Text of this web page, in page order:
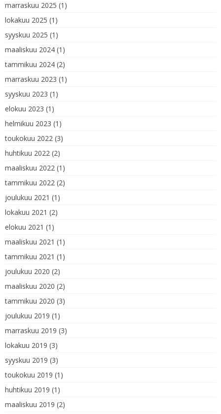
marraskuu 2025 (1)
lokakuu 2025 (1)
syyskuu 2025 (1)
maaliskuu 2024 (1)
tammikuu 2024 (2)
marraskuu 2023 (1)
syyskuu 2023 (1)
elokuu 2023 (1)
helmikuu 2023 (1)
toukokuu 2022 (3)
huhtikuu 2022 (2)
maaliskuu 2022 (1)
tammikuu 2022 (2)
joulukuu 2021 (1)
lokakuu 2021 (2)
elokuu 2021 (1)
maaliskuu 2021 (1)
tammikuu 2021 (1)
joulukuu 2020 (2)
maaliskuu 2020 (2)
tammikuu 2020 (3)
joulukuu 2019 (1)
marraskuu 2019 (3)
lokakuu 2019 (3)
syyskuu 2019 (3)
toukokuu 2019 (1)
huhtikuu 2019 (1)
maaliskuu 2019 (2)